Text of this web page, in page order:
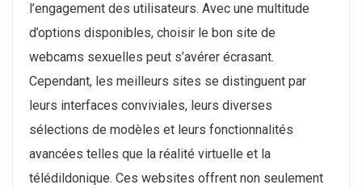
l’engagement des utilisateurs. Avec une multitude
d’options disponibles, choisir le bon site de
webcams sexuelles peut s’avérer écrasant.
Cependant, les meilleurs sites se distinguent par
leurs interfaces conviviales, leurs diverses
sélections de modèles et leurs fonctionnalités
avancées telles que la réalité virtuelle et la
télédildonique. Ces websites offrent non seulement